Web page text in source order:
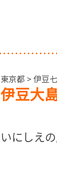
東京都 > 伊豆
伊豆大
いにしえ